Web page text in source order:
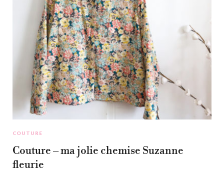
COUTURE
Couture – ma jolie chemise Suzanne
fleurie